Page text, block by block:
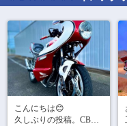
こんにちは😊
久しぶりの投稿。CBX